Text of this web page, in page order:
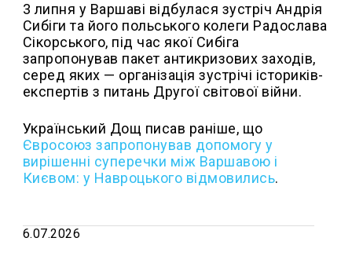
3 липня у Варшаві відбулася зустріч Андрія
Сибіги та його польського колеги Радослава
Сікорського, під час якої Сибіга
запропонував пакет антикризових заходів,
серед яких — організація зустрічі істориків-
експертів з питань Другої світової війни.
Український Дощ писав раніше, що
Євросоюз запропонував допомогу у
вирішенні суперечки між Варшавою і
Києвом: у Навроцького відмовились.
6.07.2026